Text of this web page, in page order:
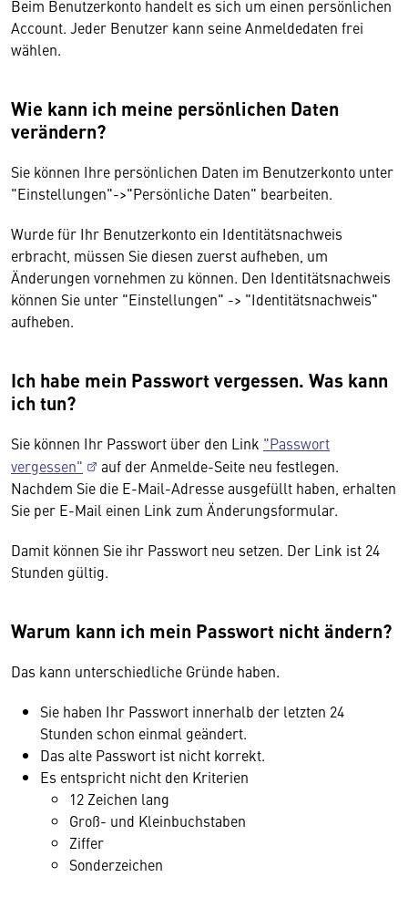
Beim Benutzerkonto handelt es sich um einen persönlichen
Account. Jeder Benutzer kann seine Anmeldedaten frei
wählen.
Wie kann ich meine persönlichen Daten
verändern?
Sie können Ihre persönlichen Daten im Benutzerkonto unter
"Einstellungen"->"Persönliche Daten" bearbeiten.
Wurde für Ihr Benutzerkonto ein Identitätsnachweis
erbracht, müssen Sie diesen zuerst aufheben, um
Änderungen vornehmen zu können. Den Identitätsnachweis
können Sie unter "Einstellungen" -> "Identitätsnachweis"
aufheben.
Ich habe mein Passwort vergessen. Was kann
ich tun?
Sie können Ihr Passwort über den Link "Passwort
vergessen"
auf der Anmelde-Seite neu festlegen.
Nachdem Sie die E-Mail-Adresse ausgefüllt haben, erhalten
Sie per E-Mail einen Link zum Änderungsformular.
Damit können Sie ihr Passwort neu setzen. Der Link ist 24
Stunden gültig.
Warum kann ich mein Passwort nicht ändern?
Das kann unterschiedliche Gründe haben.
Sie haben Ihr Passwort innerhalb der letzten 24
Stunden schon einmal geändert.
Das alte Passwort ist nicht korrekt.
Es entspricht nicht den Kriterien
12 Zeichen lang
Groß- und Kleinbuchstaben
Ziffer
Sonderzeichen